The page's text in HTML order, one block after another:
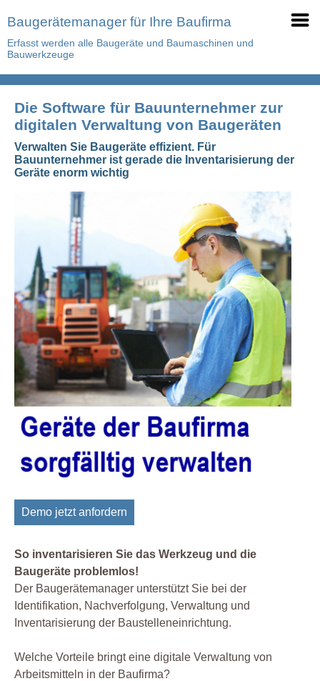
Baugerätemanager für Ihre Baufirma
Erfasst werden alle Baugeräte und Baumaschinen und
Bauwerkzeuge
Die Software für Bauunternehmer zur
digitalen Verwaltung von Baugeräten
Verwalten Sie Baugeräte effizient. Für
Bauunternehmer ist gerade die Inventarisierung der
Geräte enorm wichtig
Demo jetzt anfordern
So inventarisieren Sie das Werkzeug und die
Baugeräte problemlos!
Der Baugerätemanager unterstützt Sie bei der
Identifikation, Nachverfolgung, Verwaltung und
Inventarisierung der Baustelleneinrichtung.
Welche Vorteile bringt eine digitale Verwaltung von
Arbeitsmitteln in der Baufirma?